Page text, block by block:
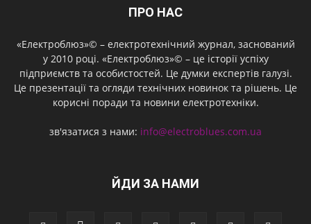
ПРО НАС
«Електроблюз»© – електротехнічний журнал, заснований
у 2010 році. «Електроблюз»© – це історії успіху
підприємств та особистостей. Це думки експертів галузі.
Це презентації та огляди технічних новинок та рішень. Це
корисні поради та новини електротехніки.
зв'язатися з нами: info@electroblues.com.ua
ЙДИ ЗА НАМИ